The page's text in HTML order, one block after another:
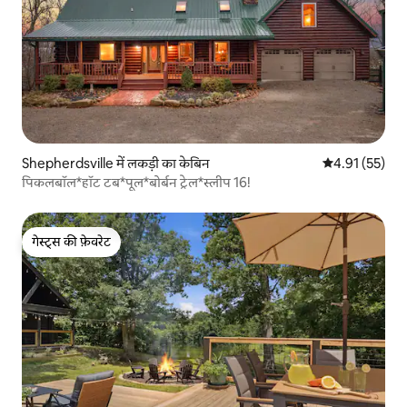
Shepherdsville में लकड़ी का केबिन औसत रेटिंग 5 में
4.91 (55)
पिकलबॉल*हॉट टब*पूल*बोर्बन ट्रेल*स्लीप 16!
गेस्ट्स की फ़ेवरेट
गेस्ट्स की फ़ेवरेट